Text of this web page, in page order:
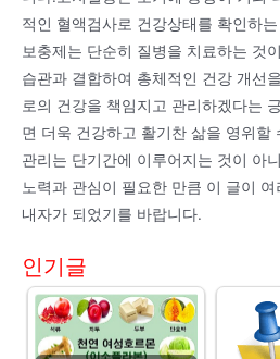
적인 혈액검사로 건강상태를 확인하
보충제는 단순히 질병을 치료하는 것
습관과 결합하여 총체적인 건강 개선
로의 건강을 책임지고 관리하겠다는
면 더욱 건강하고 활기찬 삶을 영위할
관리는 단기간에 이루어지는 것이 아
노력과 관심이 필요한 만큼 이 글이
내자가 되었기를 바랍니다.
인기글